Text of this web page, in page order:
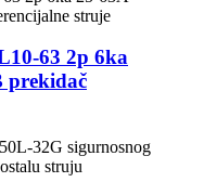
63 2p 6ka
prekidač